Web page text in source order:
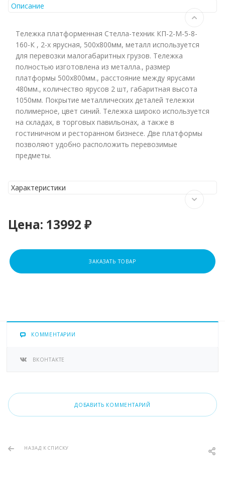
Описание
Тележка платформенная Стелла-техник КП-2-М-5-8-
160-К , 2-х ярусная, 500х800мм, металл используется
для перевозки малогабаритных грузов. Тележка
полностью изготовлена из металла., размер
платформы 500х800мм., расстояние между ярусами
480мм., количество ярусов 2 шт, габаритная высота
1050мм. Покрытие металлических деталей тележки
полимерное, цвет синий. Тележка широко используется
на складах, в торговых павильонах, а также в
гостиничном и ресторанном бизнесе. Две платформы
позволяют удобно расположить перевозимые
предметы.
Характеристики
Цена: 13992 ₽
ЗАКАЗАТЬ ТОВАР
КОММЕНТАРИИ
ВКОНТАКТЕ
ДОБАВИТЬ КОММЕНТАРИЙ
НАЗАД К СПИСКУ